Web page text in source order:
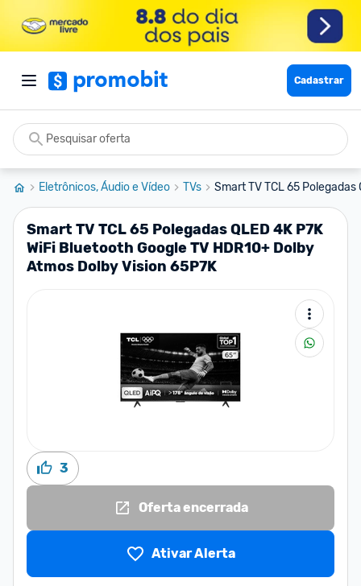
Cadastrar
Eletrônicos, Áudio e Vídeo TVs Smart TV TCL 65 Polegadas
Smart TV TCL 65 Polegadas QLED 4K P7K
WiFi Bluetooth Google TV HDR10+ Dolby
Atmos Dolby Vision 65P7K
3
Oferta encerrada
Ativar Alerta